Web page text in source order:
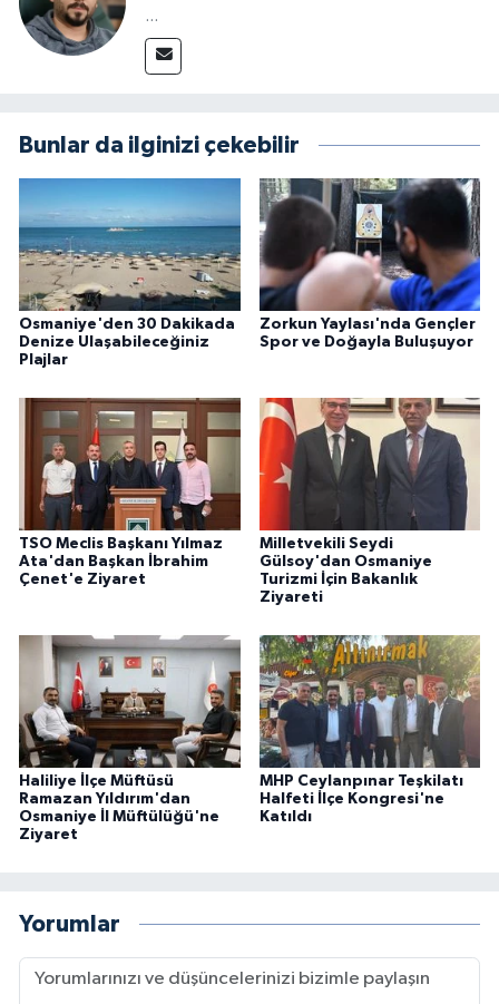
...
Bunlar da ilginizi çekebilir
Osmaniye'den 30 Dakikada
Denize Ulaşabileceğiniz
Plajlar
Zorkun Yaylası'nda Gençler
Spor ve Doğayla Buluşuyor
TSO Meclis Başkanı Yılmaz
Ata'dan Başkan İbrahim
Çenet'e Ziyaret
Milletvekili Seydi
Gülsoy'dan Osmaniye
Turizmi İçin Bakanlık
Ziyareti
Haliliye İlçe Müftüsü
Ramazan Yıldırım'dan
Osmaniye İl Müftülüğü'ne
Ziyaret
MHP Ceylanpınar Teşkilatı
Halfeti İlçe Kongresi'ne
Katıldı
Yorumlar